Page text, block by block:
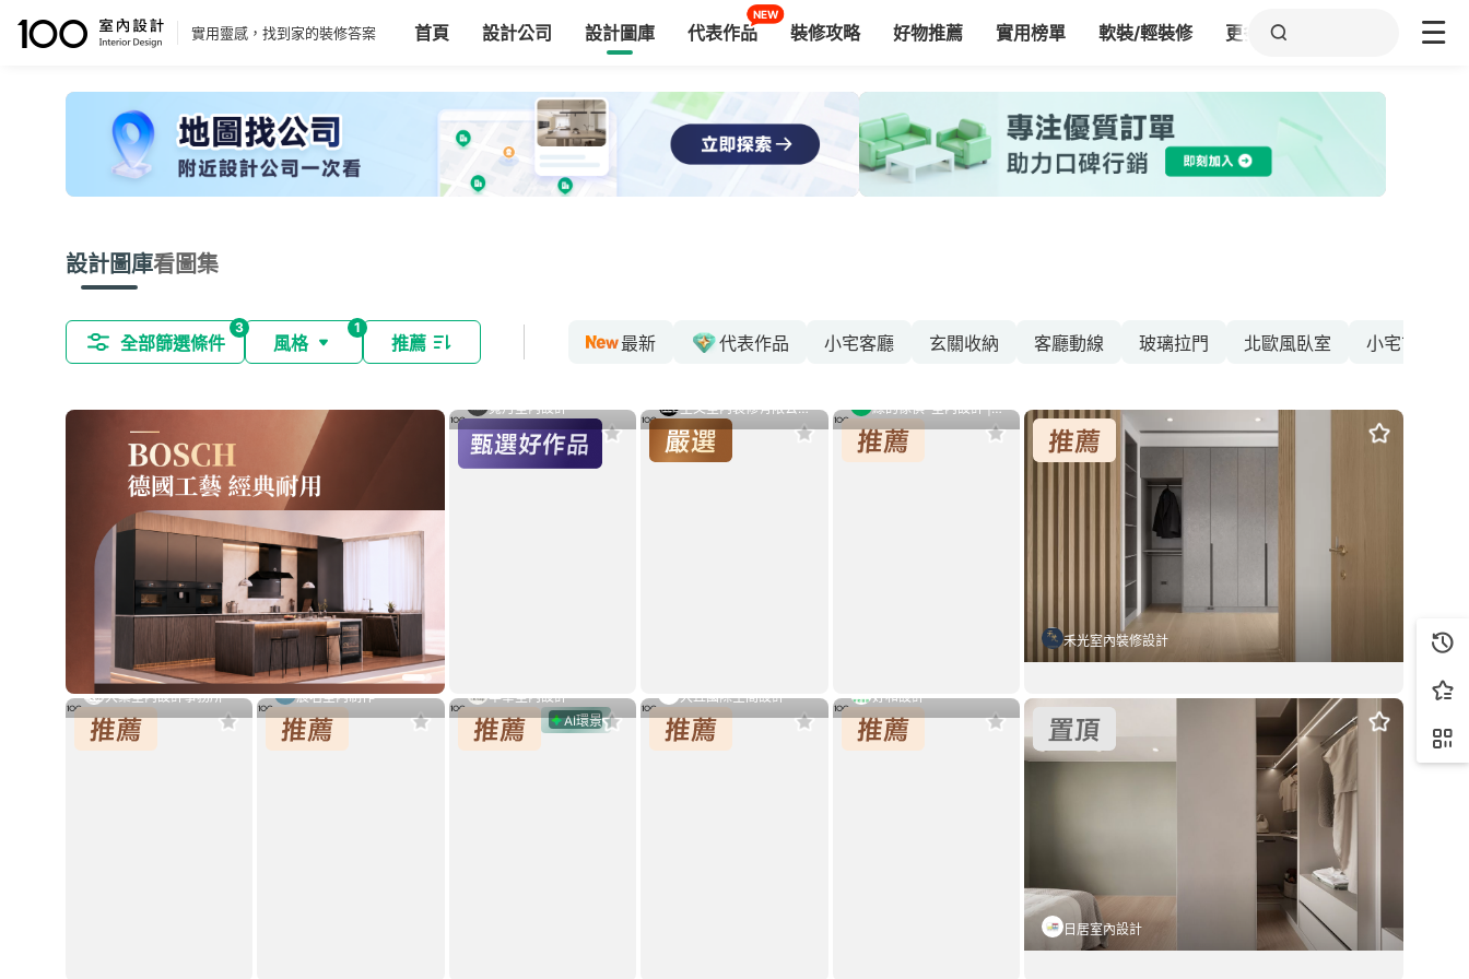
實用靈感，找到家的裝修答案 首頁 設計公司 設計圖庫
NEW
代表作品 裝修攻略 好物推薦 實用榜單 軟裝/輕裝修 更多
設計圖庫看圖集
3
全部篩選條件
1
風格 推薦 最新 代表作品 小宅客廳 玄關收納 客廳動線 玻璃拉門 北歐風臥室 小宅玄關
寬月室內設計
柔弧．暖敘．謐境
日式風 7坪
至文室內裝修有限公司
霽淨
代表作品
現代風
37坪
綠的傢俱-室內設計 | 系統傢俱 | 廚房規劃
現代風弧形元素＋微輕奢材質的生活提案
現代風 25坪
禾光室內裝修設計
光影敘事
日式風 套用這個風格
大集室內設計事務所
宸名室內制作
AI環景
丰華室內設計 大丘國際空間設計 好和設計
日居室內設計